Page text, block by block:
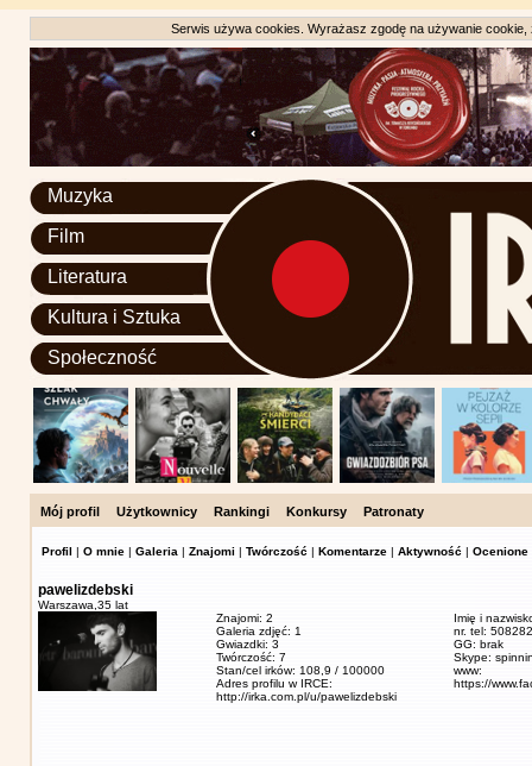
Serwis używa cookies. Wyrażasz zgodę na używanie
Muzyka
Film
Literatura
Kultura i Sztuka
Społeczność
Mój profil Użytkownicy Rankingi Konkursy Patronaty
Profil | O mnie | Galeria | Znajomi | Twórczość | Komentarze | Aktywność | Ocenione
pawelizdebski
Warszawa, 35 lat
Znajomi: 2
Galeria zdjęć: 1
Gwiazdki: 3
Twórczość: 7
Stan/cel irków: 108,9 / 100000
Adres profilu w IRCE:
http://irka.com.pl/u/pawelizdebski
Imię i
nr. tel:
GG: brak
Skype:
www:
https://